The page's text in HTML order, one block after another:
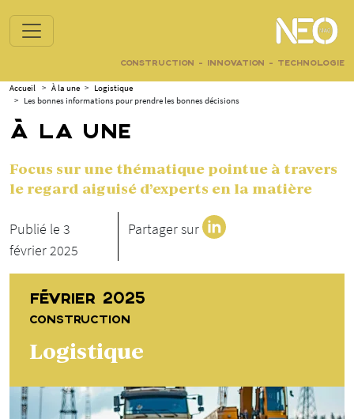
CONSTRUCTION - INNOVATION - TECHNOLOGIE
Accueil > À la une > Logistique
>
Les bonnes informations pour prendre les bonnes décisions
À LA UNE
Focus sur une thématique pointue à travers
le regard aiguisé d’experts en la matière
Publié le 3
février 2025
Partager sur
FÉVRIER 2025
CONSTRUCTION
Logistique